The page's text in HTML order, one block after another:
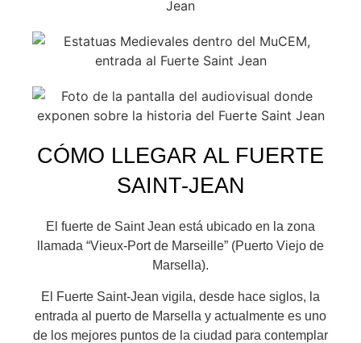
CÓMO LLEGAR AL FUERTE
SAINT-JEAN
El fuerte de Saint Jean está ubicado en la zona
llamada “Vieux-Port de Marseille” (Puerto Viejo de
Marsella).
El Fuerte Saint-Jean vigila, desde hace siglos, la
entrada al puerto de Marsella y actualmente es uno
de los mejores puntos de la ciudad para contemplar